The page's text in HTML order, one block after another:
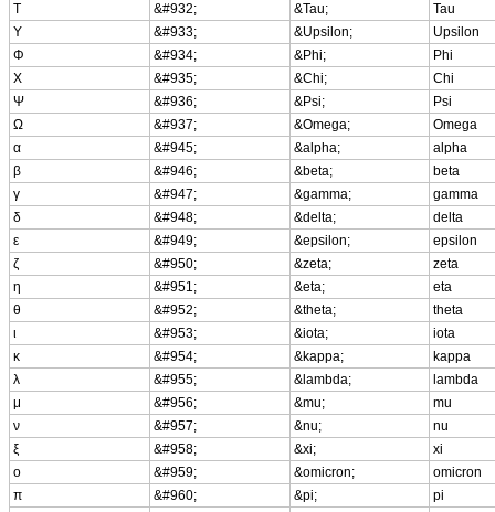
Τ
&#932; &Tau;
Tau
Υ
&#933; &Upsilon;
Upsilon
Φ
&#934; &Phi;
Phi
Χ
&#935; &Chi;
Chi
Ψ
&#936; &Psi;
Psi
Ω
&#937; &Omega;
Omega
α
&#945; &alpha;
alpha
β
&#946; &beta;
beta
γ
&#947; &gamma;
gamma
δ
&#948; &delta;
delta
ε
&#949; &epsilon;
epsilon
ζ
&#950; &zeta;
zeta
η
&#951; &eta;
eta
θ
&#952; &theta;
theta
ι
&#953; &iota;
iota
κ
&#954; &kappa;
kappa
λ
&#955; &lambda;
lambda
μ
&#956; &mu;
mu
ν
&#957; &nu;
nu
ξ
&#958; &xi;
xi
ο
&#959; &omicron;
omicron
π
&#960; &pi;
pi